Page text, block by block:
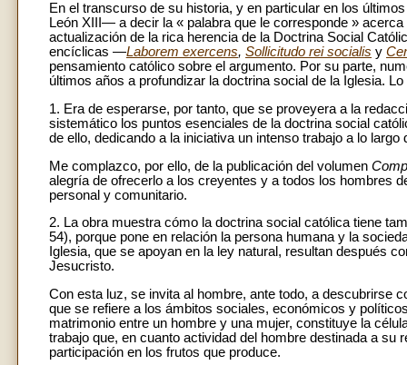
En el transcurso de su historia, y en particular en los
León XIII— a decir la « palabra que le corresponde »
actualización de la rica herencia de la Doctrina Social
encíclicas —Laborem exercens, Sollicitudo rei socialis y
pensamiento católico sobre el argumento. Por su parte,
últimos años a profundizar la doctrina social de la Iglesia.
1. Era de esperarse, por tanto, que se proveyera a la
sistemático los puntos esenciales de la doctrina social
de ello, dedicando a la iniciativa un intenso trabajo a lo largo
Me complazco, por ello, de la publicación del volumen
alegría de ofrecerlo a los creyentes y a todos los hombres
personal y comunitario.
2. La obra muestra cómo la doctrina social católica tiene
54), porque pone en relación la persona humana y la
Iglesia, que se apoyan en la ley natural, resultan después
Jesucristo.
Con esta luz, se invita al hombre, ante todo, a descubrirse
que se refiere a los ámbitos sociales, económicos y
matrimonio entre un hombre y una mujer, constituye la
trabajo que, en cuanto actividad del hombre destinada a su
participación en los frutos que produce.